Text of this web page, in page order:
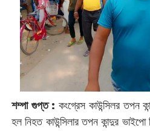
শম্পা গুপ্ত : ‌‌কংগ্রেস কাউন্সিলর তপন
হল নিহত কাউন্সিলার তপন কান্দুর